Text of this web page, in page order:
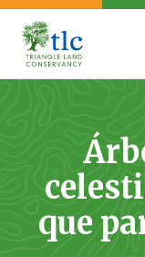
Skip
navigation
Triangle
Conservancy
Improving
Conservation
que